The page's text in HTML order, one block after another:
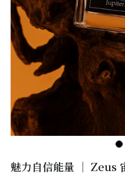
魅力自信能量 ｜ Zeus